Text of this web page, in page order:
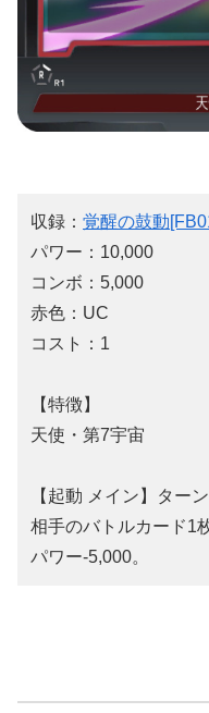
収録： 覚醒の鼓動
パワー：10,000
コンボ：5,000
赤色：UC
コスト：1
【特徴】
天使・第7宇宙
【起動 メイン】ター
相手のバトルカード1
パワー-5,000。